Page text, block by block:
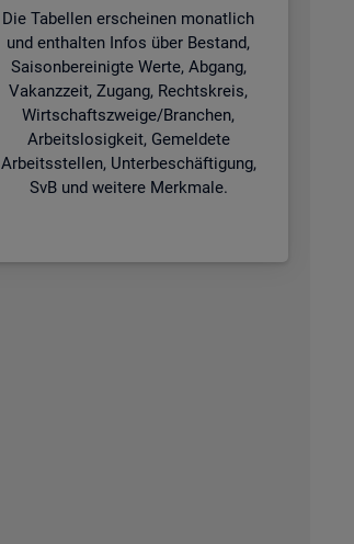
Die Tabellen erscheinen monatlich
und enthalten Infos über Bestand,
Saisonbereinigte Werte, Abgang,
Vakanzzeit, Zugang, Rechtskreis,
Wirtschaftszweige/Branchen,
Arbeitslosigkeit, Gemeldete
Arbeitsstellen, Unterbeschäftigung,
SvB und weitere Merkmale.